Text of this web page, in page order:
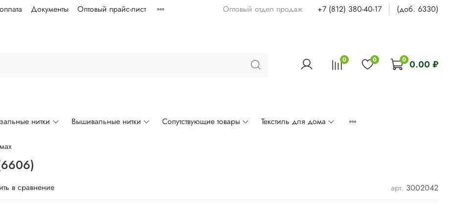
Документы Оптовый прайс-лист Оптовый отдел продаж +7 (812) 380-40-17 (доб. 6330)
0 0 0 0.00 ₽
нитки Вышивальные нитки Сопутствующие товары Текстиль для дома
в сравнение арт. 3002042